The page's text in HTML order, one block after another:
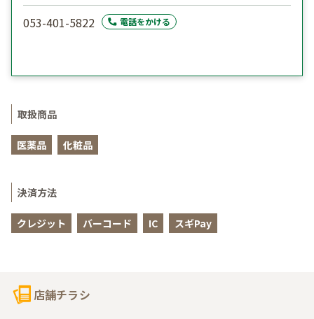
053-401-5822
電話をかける
取扱商品
医薬品 化粧品
決済方法
クレジット バーコード IC スギPay
店舗チラシ